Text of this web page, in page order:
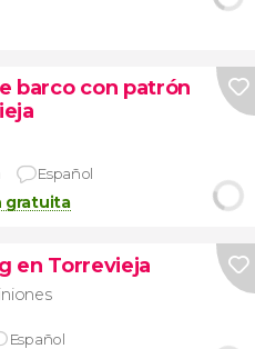
barco con patrón
Español
gratuita
en Torrevieja
Español